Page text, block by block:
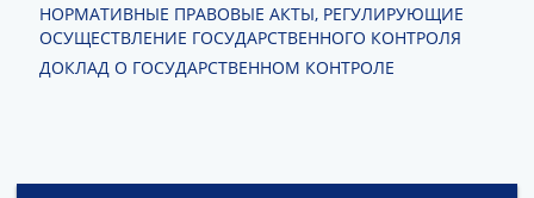
Публичные слушания и общественные обсуждения
Документы
НОРМАТИВНЫЕ ПРАВОВЫЕ АКТЫ, РЕГУЛИРУЮЩИЕ
ОСУЩЕСТВЛЕНИЕ ГОСУДАРСТВЕННОГО КОНТРОЛЯ
ДОКЛАД О ГОСУДАРСТВЕННОМ КОНТРОЛЕ